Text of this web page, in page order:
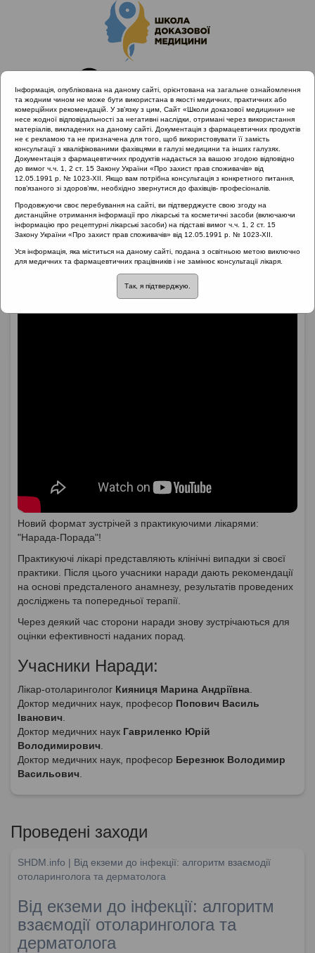
Головна
Матеріали за МКХ-11
01 Деякі інфекційні та паразитарні захворювання
Нарада Порада: міцетома
Нарада Порада:
міцетома
Новий формат зустрічей з практикуючими лікарями:
"Нарада-Порада"!
Практикуючі лікарі представляють клінічні випадки зі своєї
практики. Після цього учасники наради дають рекомендації
на основі предсталеного анамнезу, результатів проведених
досліджень та попередньої терапії.
Через деякий час сторони наради знову зустрічаються для
оцінки ефективності наданих порад.
Учасники Наради:
Лікар-отоларинголог Кияниця Марина Андріївна
Доктор медичних наук, професор Попович Василь
Іванович
Доктор медичних наук Гавриленко Юрій
Володимирович
Доктор медичних наук, професор Березнюк Володимир
Васильович
Проведені заходи
SHDM.info | Від екземи до інфекції: алгоритм взаємодії
отоларинголога та дерматолога
Від екземи до інфекції: алгоритм
взаємодії отоларинголога та
дерматолога
Інформація, опублікована на даному сайті, орієнтована на загальне ознайомлення
та жодним чином не може бути використана в якості медичних, практичних або
комерційних рекомендацій. У зв’язку з цим, Сайт «Школи доказової медицини» не
несе жодної відповідальності за негативні наслідки, отримані через використання
матеріалів, викладених на даному сайті. Документація з фармацевтичних продуктів
не є рекламою та не призначена для того, щоб використовувати її замість
консультації з кваліфікованими фахівцями в галузі медицини та інших галузях.
Документація з фармацевтичних продуктів надається за вашою згодою відповідно
до вимог ч.ч. 1, 2 ст. 15 Закону України «Про захист прав споживачів» від
12.05.1991 р. № 1023-XII. Якщо вам потрібна консультація з конкретного питання,
пов’язаного зі здоров’ям, необхідно звернутися до фахівців- професіоналів.
Продовжуючи своє перебування на сайті, ви підтверджуєте свою згоду на
дистанційне отримання інформації про лікарські та косметичні засоби (включаючи
інформацію про рецептурні лікарські засоби) на підставі вимог ч.ч. 1, 2 ст. 15
Закону України «Про захист прав споживачів» від 12.05.1991 р. № 1023-XII.
Уся інформація, яка міститься на даному сайті, подана з освітньою метою виключно
для медичних та фармацевтичних працівників і не замінює консультації лікаря.
Так, я підтверджую.